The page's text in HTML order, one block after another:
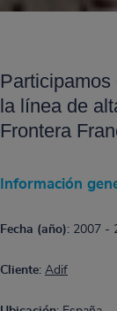
la línea de
Frontera
Información
Fecha (año): 2007 -
Cliente: Adif